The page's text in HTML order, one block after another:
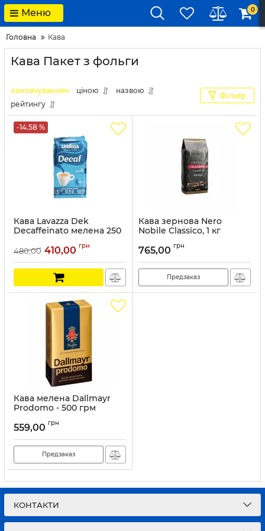
Меню 0
Головна Кава
Кава Пакет з фольги
замовчуванням ціною
назвою
рейтингу
Фільтр
-14.58 %
Кава Lavazza Dek
Decaffeinato мелена 250
Артикул: К481
480,00 410,00 грн
Кава зернова Nero
Nobile Classico, 1 кг
765,00 грн
Предзаказ
Кава мелена Dallmayr
Prodomo - 500 грм
559,00 грн
Предзаказ
КОНТАКТИ